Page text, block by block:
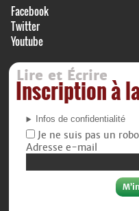
Facebook
Twitter
Youtube
Lire et Écrire
Inscription à
Infos de confidentialité
Je ne suis pas un
Adresse e-mail